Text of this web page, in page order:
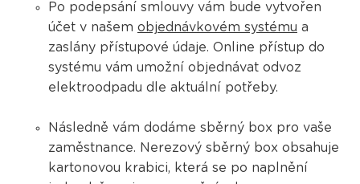
Po podepsání smlouvy vám bude vytvořen
účet v našem objednávkovém systému a
zaslány přístupové údaje. Online přístup do
systému vám umožní objednávat odvoz
elektroodpadu dle aktuální potřeby.
Následně vám dodáme sběrný box pro vaše
zaměstnance. Nerezový sběrný box obsahuje
kartonovou krabici, která se po naplnění